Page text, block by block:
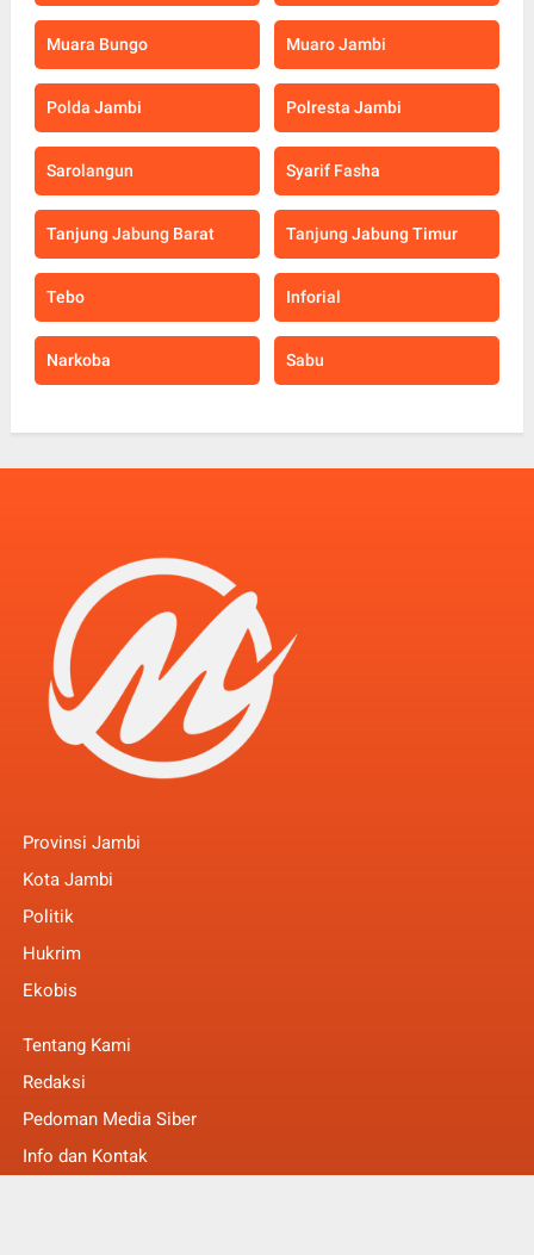
Muara Bungo Muaro Jambi
Polda Jambi Polresta Jambi
Sarolangun Syarif Fasha
Tanjung Jabung Barat Tanjung Jabung Timur
Tebo Inforial
Narkoba Sabu
Provinsi Jambi
Kota Jambi
Politik
Hukrim
Ekobis
Tentang Kami
Redaksi
Pedoman Media Siber
Info dan Kontak